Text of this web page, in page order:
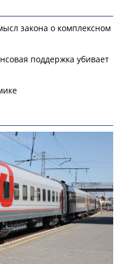
закона о комплексном
поддержка убивает